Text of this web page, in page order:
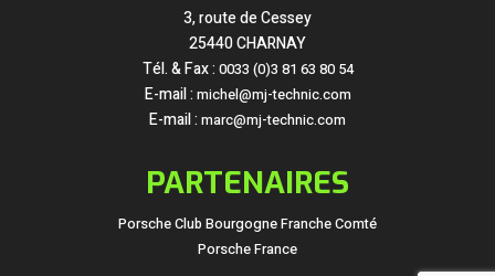
3, route de Cessey
25440 CHARNAY
Tél. & Fax : 0033 (0)3 81 63 80 54
E-mail : michel@mj-technic.com
E-mail : marc@mj-technic.com
PARTENAIRES
Porsche Club Bourgogne Franche Comté
Porsche France